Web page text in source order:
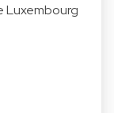
Luxembourg